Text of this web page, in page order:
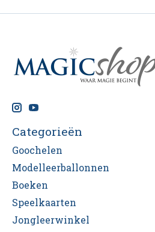
Categorieën
Goochelen
Modelleerballonnen
Boeken
Speelkaarten
Jongleerwinkel